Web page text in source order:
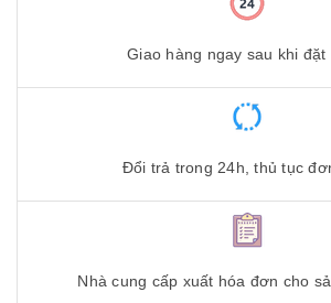
Giao hàng ngay sau khi đặt
Đổi trả trong 24h, thủ tục
Nhà cung cấp xuất hóa đơn cho